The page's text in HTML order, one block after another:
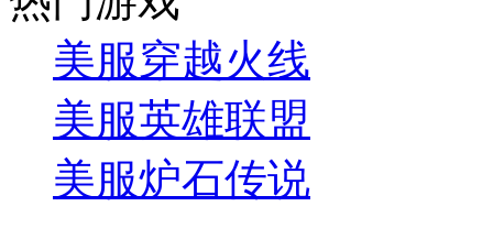
美服穿越火线
美服英雄联盟
美服炉石传说